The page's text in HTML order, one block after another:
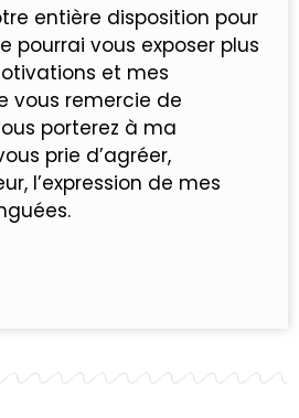
entière disposition pour
pourrai vous exposer plus
et mes
vous remercie de
porterez à ma
prie d’agréer,
l’expression de mes